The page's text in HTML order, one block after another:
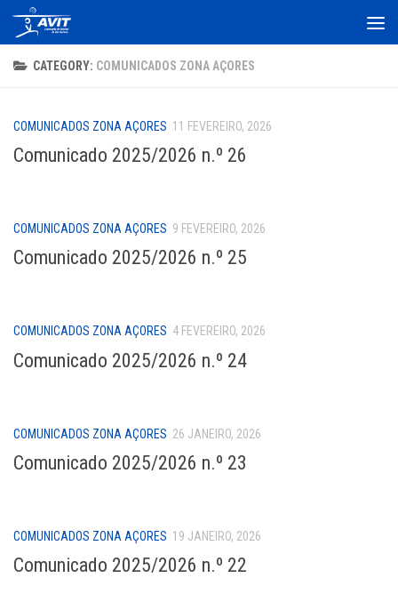
Skip to content
CATEGORY: COMUNICADOS ZONA AÇORES
COMUNICADOS ZONA AÇORES 11 FEVEREIRO, 2026
Comunicado 2025/2026 n.º 26
COMUNICADOS ZONA AÇORES 9 FEVEREIRO, 2026
Comunicado 2025/2026 n.º 25
COMUNICADOS ZONA AÇORES 4 FEVEREIRO, 2026
Comunicado 2025/2026 n.º 24
COMUNICADOS ZONA AÇORES 26 JANEIRO, 2026
Comunicado 2025/2026 n.º 23
COMUNICADOS ZONA AÇORES 19 JANEIRO, 2026
Comunicado 2025/2026 n.º 22